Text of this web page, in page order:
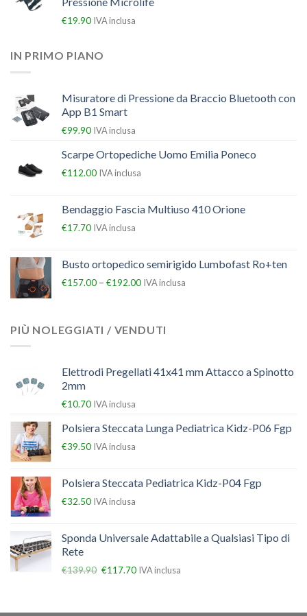
€19.90 IVA inclusa
IN PRIMO PIANO
Misuratore di Pressione da Braccio Bluetooth con
App B1 Smart
€99.90 IVA inclusa
Scarpe Ortopediche Uomo Emilia Poneco
€112.00 IVA inclusa
Bendaggio Fascia Multiuso 410 Orione
€17.70 IVA inclusa
Busto ortopedico semirigido Lumbofast Ro+ten
€157.00 – €192.00 IVA inclusa
PIÙ NOLEGGIATI / VENDUTI
Elettrodi Pregellati 41x41 mm Attacco a Spinotto
2mm
€10.70 IVA inclusa
Polsiera Steccata Lunga Pediatrica Kidz-P06 Fgp
€39.50 IVA inclusa
Polsiera Steccata Pediatrica Kidz-P04 Fgp
€32.50 IVA inclusa
Sponda Universale Adattabile a Qualsiasi Tipo di
Rete
€139.90 €117.70 IVA inclusa